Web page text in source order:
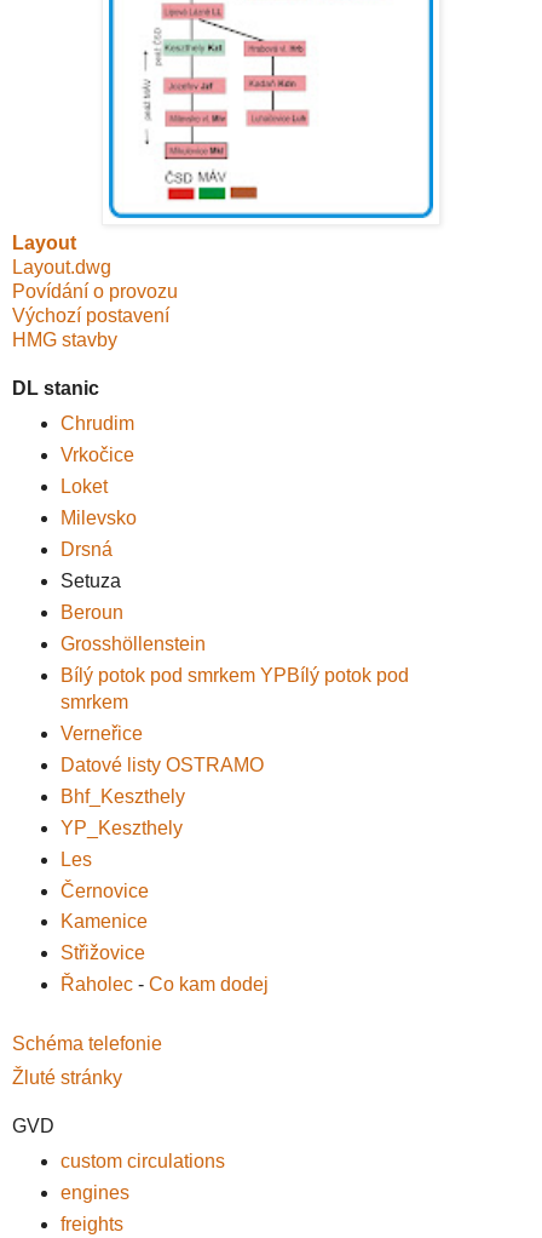
Layout
Layout.dwg
Povídání o provozu
Výchozí postavení
HMG stavby
DL stanic
Chrudim
Vrkočice
Loket
Milevsko
Drsná
Setuza
Beroun
Grosshöllenstein
Bílý potok pod smrkem YPBílý potok pod
smrkem
Verneřice
Datové listy OSTRAMO
Bhf_Keszthely
YP_Keszthely
Les
Černovice
Kamenice
Střižovice
Řaholec- Co kam dodej
Schéma telefonie
Žluté stránky
GVD
custom circulations
engines
freights